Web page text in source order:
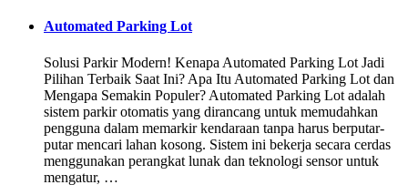
Automated Parking Lot
Solusi Parkir Modern! Kenapa Automated Parking Lot Jadi
Pilihan Terbaik Saat Ini? Apa Itu Automated Parking Lot dan
Mengapa Semakin Populer? Automated Parking Lot adalah
sistem parkir otomatis yang dirancang untuk memudahkan
pengguna dalam memarkir kendaraan tanpa harus berputar-
putar mencari lahan kosong. Sistem ini bekerja secara cerdas
menggunakan perangkat lunak dan teknologi sensor untuk
mengatur, …